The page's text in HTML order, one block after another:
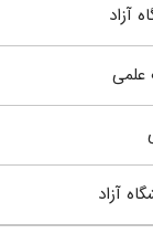
آزاد
آزاد